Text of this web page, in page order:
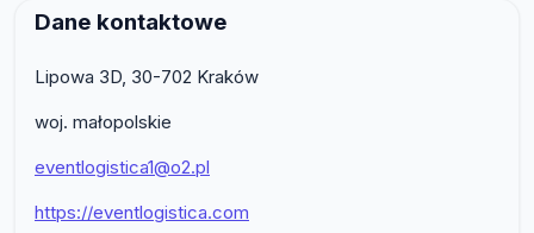
Dane kontaktowe
Lipowa 3D, 30-702 Kraków
woj. małopolskie
eventlogistica1@o2.pl
https://eventlogistica.com